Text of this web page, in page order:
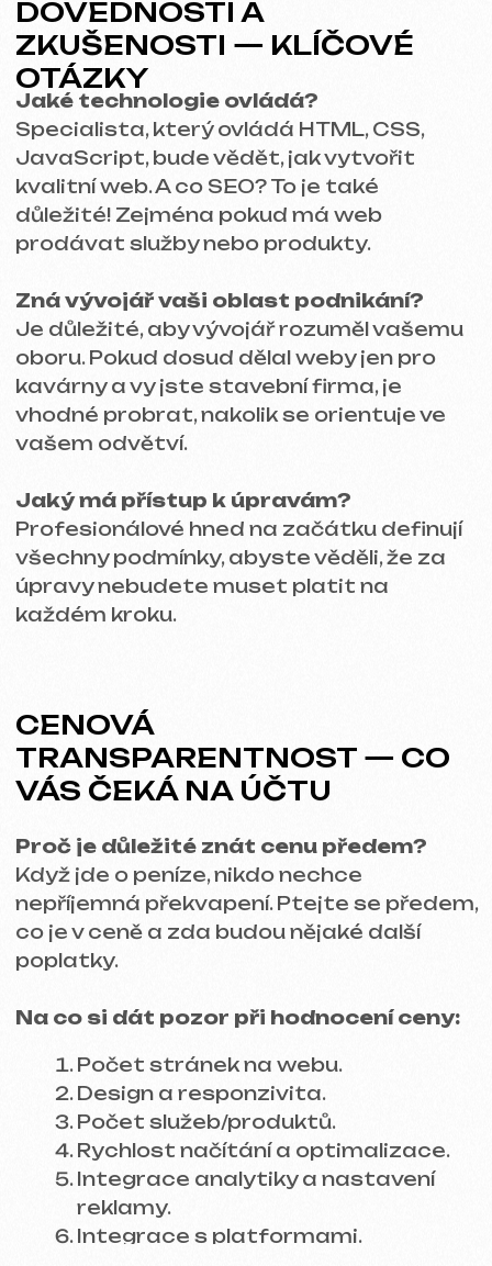
1. Vytvoření jasného zadání
Podrobné technické zadání je zárukou, že
konečný produkt splní očekávání.
Obsahuje nejen funkce, ale i vizuální styl
přizpůsobený cílové skupině.
2. Plánování termínů
Realistické termíny jsou klíčem k úspěchu
projektu. Nebojte se zeptat, kolik času
bude potřeba, ale pamatujte: rychlejší
neznamená vždy lepší.
3. Testování a spuštění
otestovat ho na všech platformách a
ověřit, jak funguje na mobilních zařízeních,
tabletech i počítačích.
ZÁVĚR
podnikání. Prozkoumejte portfolia,
nebojte se ptát na dovednosti a trvejte
na cenové transparentnosti.
A pamatujte, pokud chcete kvalitní web
nebo upravit ten stávající,
přijďte k nám
na bezplatnou konzultaci!
Autor: Valentin iuntsevich
Zakladatel marketingové agentury
iuntsevich.cz
Jak SEO ovlivňuje
úspěch webu:
Praktický průvodce
pro podnikání
Trendy webového
designu 2024:
úvahu?